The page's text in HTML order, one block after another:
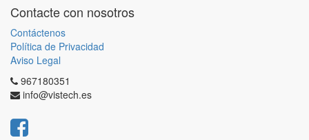
Contacte con nosotros
Contáctenos
Política de Privacidad
Aviso Legal
967180351
info@vistech.es